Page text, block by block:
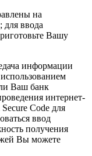
на
ввода
Вашу
информации
Ваш банк
интернет-
Code для
ввод
получения
Вы можете